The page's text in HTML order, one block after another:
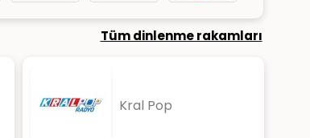
Tüm dinlenme rakamları
Kral Pop